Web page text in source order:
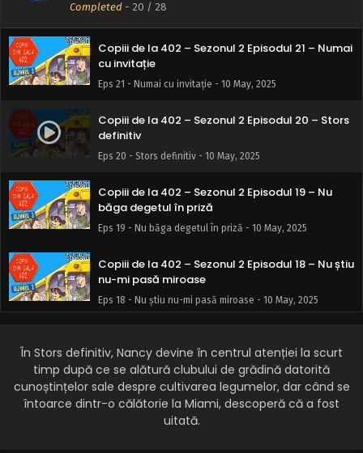
Completed - 20 / 28
Eps 22 - Îți pierzi răsuflarea - 10 May, 2025
Copiii de la 402 – Sezonul 2 Episodul 21 – Numai
cu invitație
Eps 21 - Numai cu invitație - 10 May, 2025
Copiii de la 402 – Sezonul 2 Episodul 20 – Stors
definitiv
Eps 20 - Stors definitiv - 10 May, 2025
Copiii de la 402 – Sezonul 2 Episodul 19 – Nu
băga degetul în priză
Eps 19 - Nu băga degetul în priză - 10 May, 2025
Copiii de la 402 – Sezonul 2 Episodul 18 – Nu știu
nu-mi pasă miroase
Eps 18 - Nu știu nu-mi pasă miroase - 10 May, 2025
și băieții veveriță
Eps 17 - Fetele și băieții veveriță - 10 May, 2025
Copiii de la 402 – Sezonul 2 Episodul 16 –
Unchiul Cap-de-Mort
În Stors definitiv, Nancy devine în centrul atenției la scurt
timp după ce se alătură clubului de grădină datorită
cunoștințelor sale despre cultivarea legumelor, dar când se
întoarce dintr-o călătorie la Miami, descoperă că a fost
uitată.